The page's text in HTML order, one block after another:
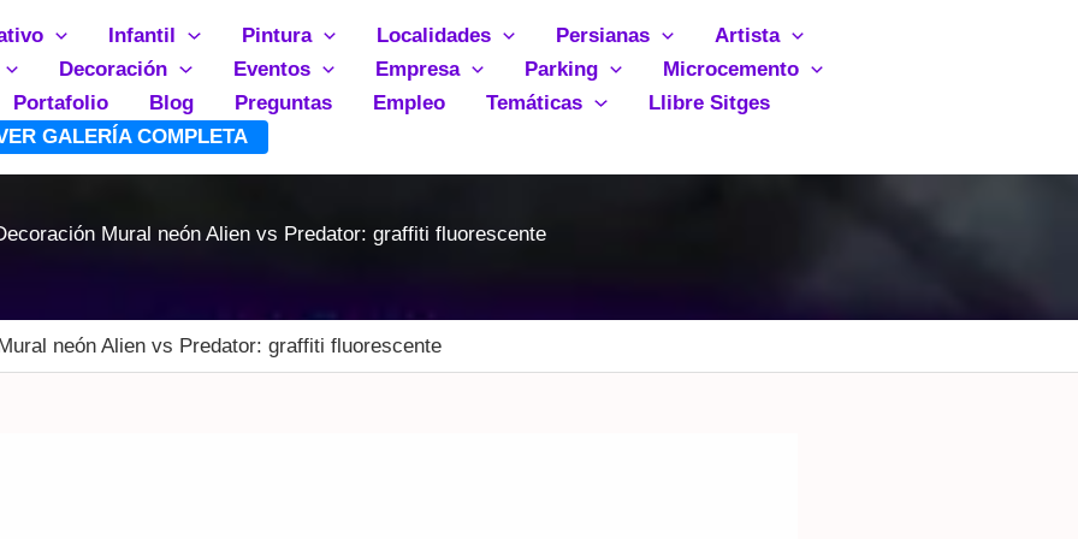
Infantil Pintura Localidades Persianas
Artista
Decoración Eventos Empresa Parking
Microcemento
Portafolio Blog Preguntas Empleo Temáticas
Llibre Sitges
GALERÍA COMPLETA
Mural neón Alien vs Predator: graffiti fluorescente
neón Alien vs Predator: graffiti fluorescente